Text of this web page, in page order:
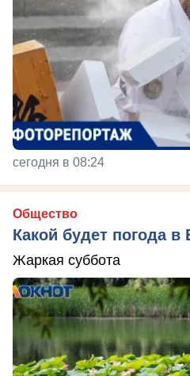
сегодня в 08:24
Общество
Какой будет погода в
Жаркая суббота